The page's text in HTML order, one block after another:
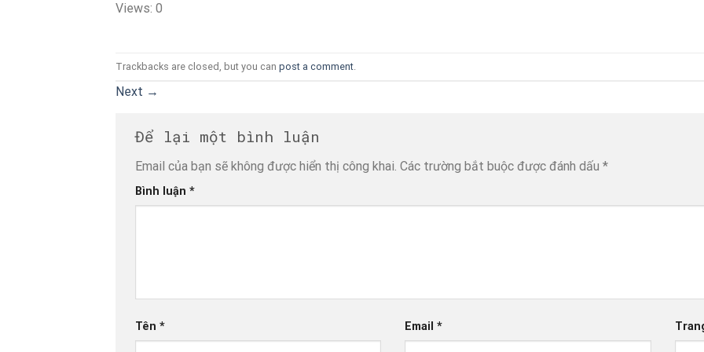
Views: 0
Trackbacks are closed, but you can post a comment
Next →
Để lại một bình luận
Email của bạn sẽ không được hiển thị công khai. Các trường bắt buộc được đánh dấu *
Bình luận *
Tên * Email*